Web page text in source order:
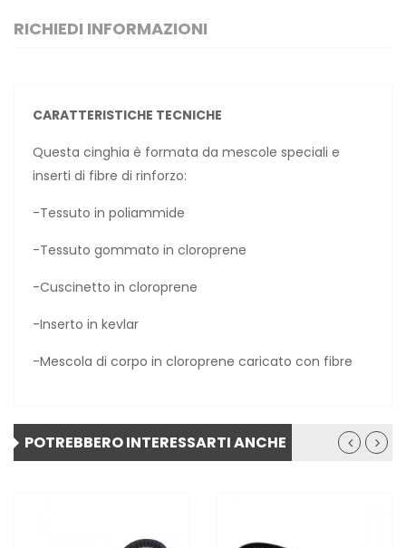
RICHIEDI INFORMAZIONI
CARATTERISTICHE TECNICHE
Questa cinghia è formata da mescole speciali e
inserti di fibre di rinforzo:
-Tessuto in poliammide
-Tessuto gommato in cloroprene
-Cuscinetto in cloroprene
-Inserto in kevlar
-Mescola di corpo in cloroprene caricato con fibre
POTREBBERO INTERESSARTI ANCHE